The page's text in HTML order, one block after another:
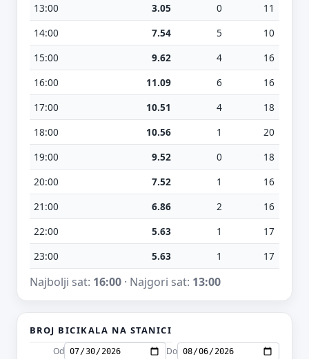
13:00
3.05 0
11
14:00
7.54 5
10
15:00
9.62 4
16
16:00
11.09 6
16
17:00
10.51 4
18
18:00
10.56 1
20
19:00
9.52 0
18
20:00
7.52 1
16
21:00
6.86 2
16
22:00
5.63 1
17
23:00
5.63 1 17
Najbolji sat: 16:00· Najgori sat: 13:00
BROJ BICIKALA NA STANICI
Od Do